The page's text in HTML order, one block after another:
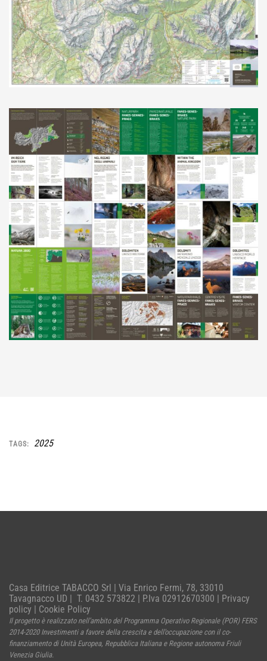
TAGS: 2025
Casa Editrice TABACCO Srl | Via Enrico Fermi, 78, 33010
Tavagnacco UD | T. 0432 573822 | P.Iva 02912670300 |
Privacy
policy
Cookie Policy
Il progetto è realizzato nell’ambito del Programma Operativo Regionale (POR) FERS
2014-2020 Investimenti a favore della crescita e dell’occupazione con il co-
finanziamento di Unità Europea, Repubblica Italiana e Regione autonoma Friuli
Venezia Giulia.